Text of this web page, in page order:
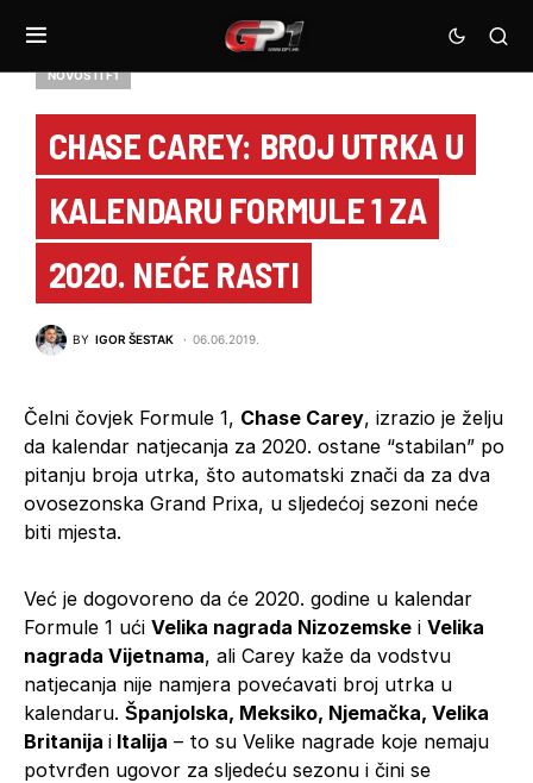
NOVOSTI F1
CHASE CAREY: BROJ UTRKA U
KALENDARU FORMULE 1 ZA
2020. NEĆE RASTI
BY IGOR ŠESTAK 06.06.2019.
Čelni čovjek Formule 1, Chase Carey, izrazio je želju
da kalendar natjecanja za 2020. ostane “stabilan” po
pitanju broja utrka, što automatski znači da za dva
ovosezonska Grand Prixa, u sljedećoj sezoni neće
biti mjesta.
Već je dogovoreno da će 2020. godine u kalendar
Formule 1 ući Velika nagrada Nizozemske i Velika
nagrada Vijetnama, ali Carey kaže da vodstvu
natjecanja nije namjera povećavati broj utrka u
kalendaru. Španjolska, Meksiko, Njemačka, Velika
Britanija i Italija – to su Velike nagrade koje nemaju
potvrđen ugovor za sljedeću sezonu i čini se